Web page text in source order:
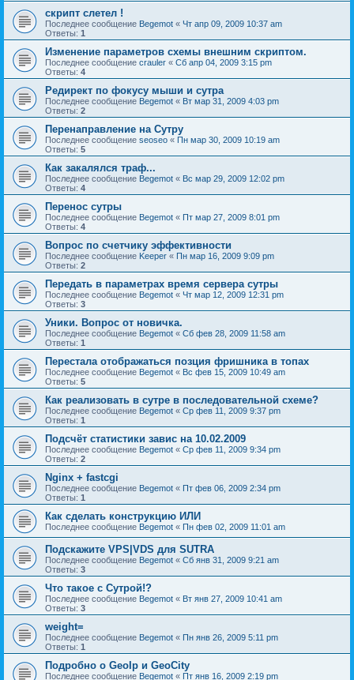
скрипт слетел !
Последнее сообщение Begemot « Чт апр 09, 2009 10:37 am
Ответы: 1
Изменение параметров схемы внешним скриптом.
Последнее сообщение crauler « Сб апр 04, 2009 3:15 pm
Ответы: 4
Редирект по фокусу мыши и сутра
Последнее сообщение Begemot « Вт мар 31, 2009 4:03 pm
Ответы: 2
Перенаправление на Сутру
Последнее сообщение seoseo « Пн мар 30, 2009 10:19 am
Ответы: 5
Как закалялся траф...
Последнее сообщение Begemot « Вс мар 29, 2009 12:02 pm
Ответы: 4
Перенос сутры
Последнее сообщение Begemot « Пт мар 27, 2009 8:01 pm
Ответы: 4
Вопрос по счетчику эффективности
Последнее сообщение Keeper « Пн мар 16, 2009 9:09 pm
Ответы: 2
Передать в параметрах время сервера сутры
Последнее сообщение Begemot « Чт мар 12, 2009 12:31 pm
Ответы: 3
Уники. Вопрос от новичка.
Последнее сообщение Begemot « Сб фев 28, 2009 11:58 am
Ответы: 1
Перестала отображаться позция фришника в топах
Последнее сообщение Begemot « Вс фев 15, 2009 10:49 am
Ответы: 5
Как реализовать в сутре в последовательной схеме?
Последнее сообщение Begemot « Ср фев 11, 2009 9:37 pm
Ответы: 1
Подсчёт статистики завис на 10.02.2009
Последнее сообщение Begemot « Ср фев 11, 2009 9:34 pm
Ответы: 2
Nginx + fastcgi
Последнее сообщение Begemot « Пт фев 06, 2009 2:34 pm
Ответы: 1
Как сделать конструкцию ИЛИ
Последнее сообщение Begemot « Пн фев 02, 2009 11:01 am
Подскажите VPS|VDS для SUTRA
Последнее сообщение Begemot « Сб янв 31, 2009 9:21 am
Ответы: 3
Что такое с Сутрой!?
Последнее сообщение Begemot « Вт янв 27, 2009 10:41 am
Ответы: 3
weight=
Последнее сообщение Begemot « Пн янв 26, 2009 5:11 pm
Ответы: 1
Подробно о GeoIp и GeoCity
Последнее сообщение Begemot « Пт янв 16, 2009 2:19 pm